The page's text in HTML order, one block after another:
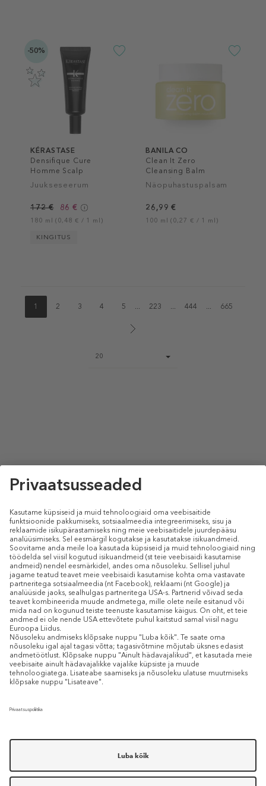
-50%
KÉRASTASE
Densifique Cure
Homme Scalp
Treatment
Juukseseerum
172 € 86 €
180 ml (0,48 € / 1 ml)
KINGITUS
BANILA CO
Clean It Zero
Cleansing Balm
Nourishing
Näopuhastuspalsam
26,99 €
100 ml (0,27 € / 1 ml)
1 2 3 4 5 ... 223 ... 444 ... 665
size
20